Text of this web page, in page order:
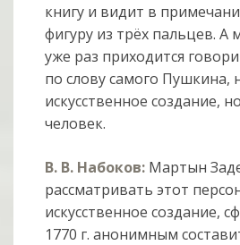
книгу и видит в
фигуру из трёх пальцев. А
уже раз приходится
по слову самого Пушкина,
искусственное создание,
человек.
В. В. Набоков: Мартын
рассматривать этот
искусственное создание,
1770 г. анонимным